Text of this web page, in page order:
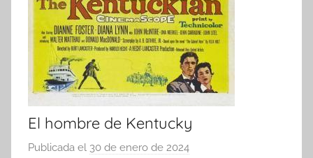
El hombre de Kentucky
Publicada el 30 de enero de 2024